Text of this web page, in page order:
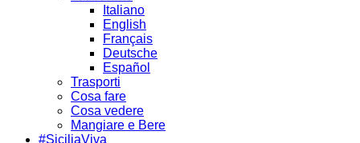
Italiano
English
Français
Deutsche
Español
Trasporti
Cosa fare
Cosa vedere
Mangiare e Bere
#SiciliaViva